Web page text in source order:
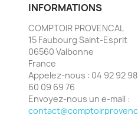
INFORMATIONS
COMPTOIR PROVENCAL
15 Faubourg Saint-Esprit
06560 Valbonne
France
Appelez-nous : 04 92 92
60 09 69 76
Envoyez-nous un e-mail :